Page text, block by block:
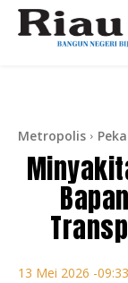
Metropolis
13 Mei 2026 -09:33